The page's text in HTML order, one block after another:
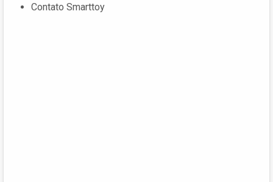
Contato Smarttoy